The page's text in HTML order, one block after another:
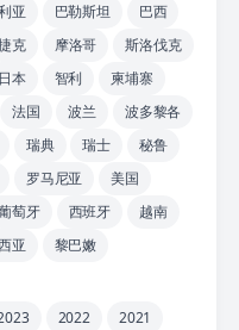
亚 巴勒斯坦
巴西
克 摩洛哥
斯洛伐克
日本 智利
柬埔寨
法国 波兰
波多黎各
瑞典 瑞士
秘鲁
罗马尼亚
美国
萄牙 西班牙
越南
亚 黎巴嫩
2022
2021